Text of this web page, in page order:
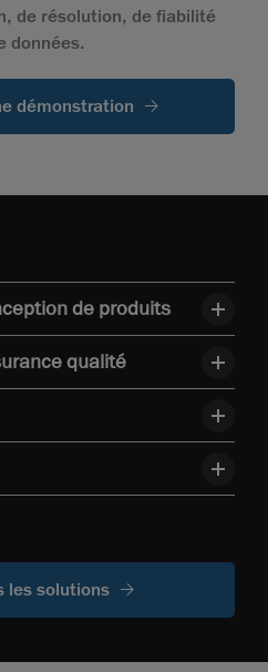
de résolution, de fiabilité
données.
démonstration
de produits
qualité
les solutions